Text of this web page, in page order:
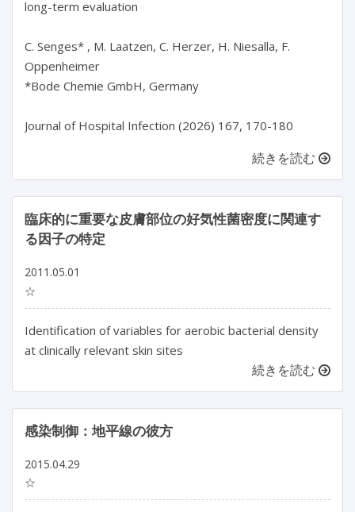
long-term evaluation
C. Senges* , M. Laatzen, C. Herzer, H. Niesalla, F.
Oppenheimer
*Bode Chemie GmbH, Germany
Journal of Hospital Infection (2026) 167, 170-180
続きを読む
臨床的に重要な皮膚部位の好気性菌密度に関連す
る因子の特定
2011.05.01
☆
Identification of variables for aerobic bacterial density
at clinically relevant skin sites
続きを読む
感染制御：地平線の彼方
2015.04.29
☆